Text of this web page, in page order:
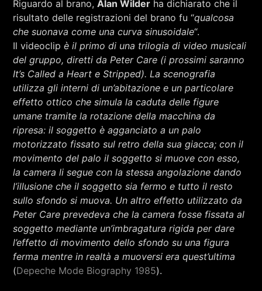
Riguardo al brano,Alan Wilder ha dichiarato che il
risultato delle registrazioni del brano fu “qualcosa
che suonava come una curva sinusoidale“.
Il videoclipè il primo di una trilogia di video musicali
del gruppo, diretti da Peter Care (i prossimi saranno
It’s Called a Heart e Stripped). La scenografia
utilizza gli interni di un’abitazione e un particolare
effetto ottico che simula la caduta delle figure
umane tramite la rotazione della macchina da
ripresa: il soggetto è agganciato a un palo
motorizzato fissato sul retro della sua giacca; con il
movimento del palo il soggetto si muove con esso,
la camera li segue con la stessa angolazione dando
l’illusione che il soggetto sia fermo e tutto il resto
sullo sfondo si muova. Un altro effetto utilizzato da
Peter Care prevedeva che la camera fosse fissata al
soggetto mediante un’imbragatura rigida per dare
l’effetto di movimento dello sfondo su una figura
ferma mentre in realtà a muoversi era quest’ultima
(Depeche Mode Biography 1985).